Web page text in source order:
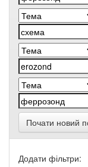
Почати новий
Додати фільтри: